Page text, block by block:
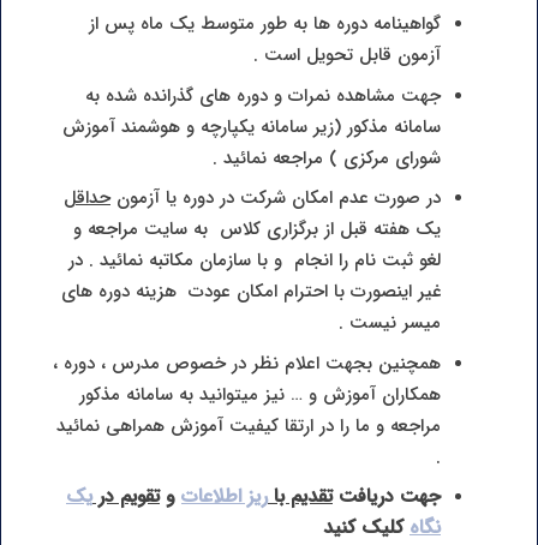
گواهینامه دوره ها به طور متوسط یک ماه پس از
آزمون قابل تحویل است .
جهت مشاهده نمرات و دوره های گذرانده شده به
سامانه مذکور (زیر سامانه یکپارچه و هوشمند آموزش
شورای مرکزی ) مراجعه نمائید .
در صورت عدم امکان شرکت در دوره یا آزمونحداقل
یک هفته قبل از برگزاری کلاس به سایت مراجعه و
لغو ثبت نام را انجام و با سازمان مکاتبه نمائید . در
غیر اینصورت با احترام امکان عودت هزینه دوره های
میسر نیست .
همچنین بجهت اعلام نظر در خصوص مدرس ، دوره ،
همکاران آموزش و … نیز میتوانید به سامانه مذکور
مراجعه و ما را در ارتقا کیفیت آموزش همراهی نمائید
.
جهت دریافتتقدیم باریز اطلاعات وتقویم دریک
نگاهکلیک کنید